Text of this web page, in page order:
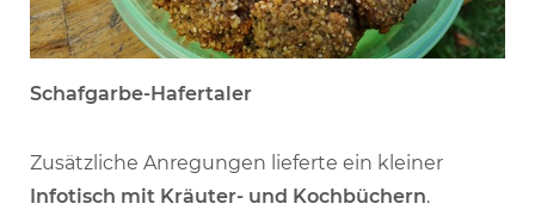
Schafgarbe-Hafertaler
Zusätzliche Anregungen lieferte ein kleiner
Infotisch mit Kräuter- und Kochbüchern.